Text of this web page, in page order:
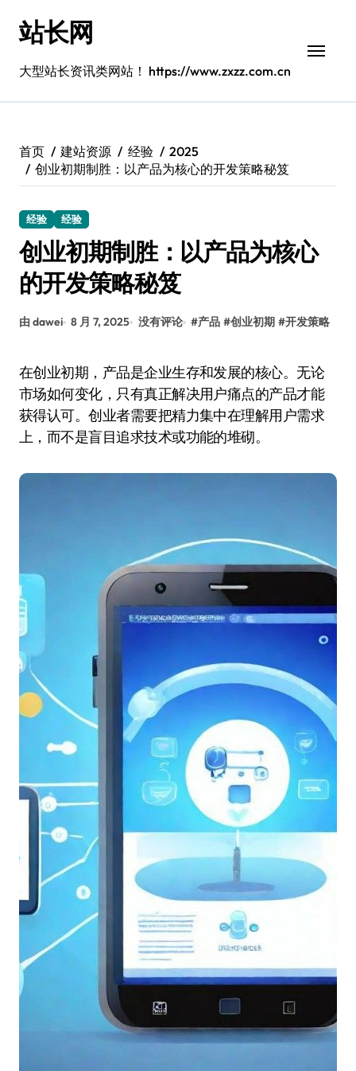
站长网
大型站长资讯类网站！ https://www.zxzz.com.cn
首页 建站资源 经验
2025
创业初期制胜：以产品为核心的开发策略秘笈
经验 经验
创业初期制胜：以产品为核心
的开发策略秘笈
由 dawei 8 月 7, 2025 没有评论 #产品 #创业初期 #开发策略
在创业初期，产品是企业生存和发展的核心。无论
市场如何变化，只有真正解决用户痛点的产品才能
获得认可。创业者需要把精力集中在理解用户需求
上，而不是盲目追求技术或功能的堆砌。